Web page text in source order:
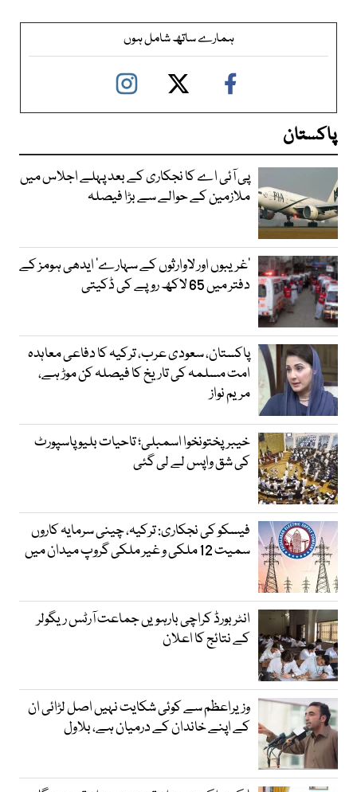
ہمارے ساتھ شامل ہوں
پاکستان
پی آئی اے کا نجکاری کے بعد پہلے اجلاس میں
ملازمین کے حوالے سے بڑا فیصلہ
’غریبوں اور لاوارثوں کے سہارے‘ ایدھی ہومز کے
دفتر میں 65 لاکھ روپے کی ڈکیتی
پاکستان، سعودی عرب، ترکیہ کا دفاعی معاہدہ
امت مسلمہ کی تاریخ کا فیصلہ کن موڑ ہے،
مریم نواز
خیبرپختونخوا اسمبلی؛ تاحیات بلیو پاسپورٹ
کی شق واپس لے لی گئی
فیسکو کی نجکاری: ترکیہ، چینی سرمایہ کاروں
سمیت 12 ملکی و غیر ملکی گروپ میدان میں
انٹر بورڈ کراچی بارہویں جماعت آرٹس ریگولر
کے نتائج کا اعلان
وزیراعظم سے کوئی شکایت نہیں اصل لڑائی ان
کے اپنے خاندان کے درمیان ہے، بلاول